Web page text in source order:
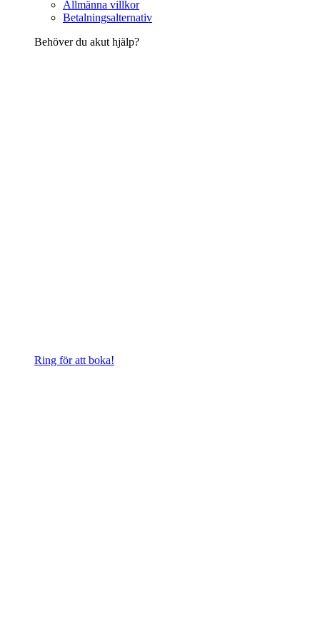
Allmänna villkor
Betalningsalternativ
Behöver du akut hjälp?
Ring för att boka!